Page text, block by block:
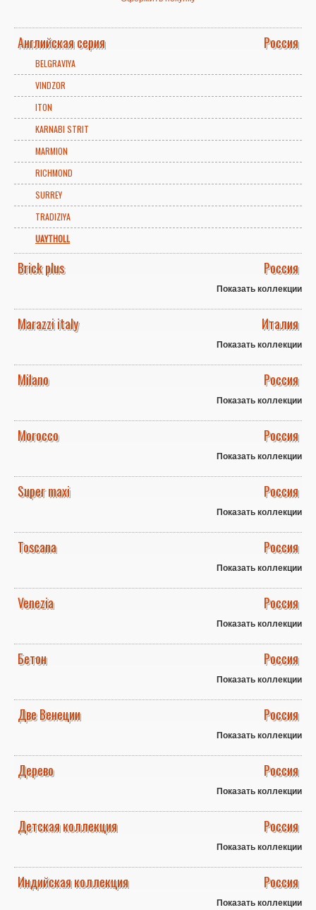
Английская серия Россия
BELGRAVIYA
VINDZOR
ITON
KARNABI STRIT
MARMION
RICHMOND
SURREY
TRADIZIYA
UAYTHOLL
Brick plus Россия
Показать коллекции
Marazzi italy Италия
Показать коллекции
Milano Россия
Показать коллекции
Morocco Россия
Показать коллекции
Super maxi Россия
Показать коллекции
Toscana Россия
Показать коллекции
Venezia Россия
Показать коллекции
Бетон Россия
Показать коллекции
Две Венеции Россия
Показать коллекции
Дерево Россия
Показать коллекции
Детская коллекция Россия
Показать коллекции
Индийская коллекция Россия
Показать коллекции